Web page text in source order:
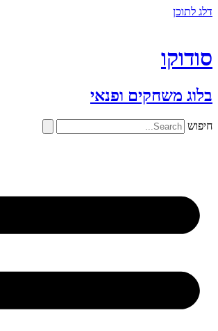
דלג לתוכן
סודוקו
בלוג משחקים ופנאי
חיפוש